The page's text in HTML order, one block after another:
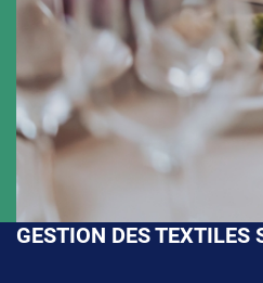
GESTION DES TEXTILES